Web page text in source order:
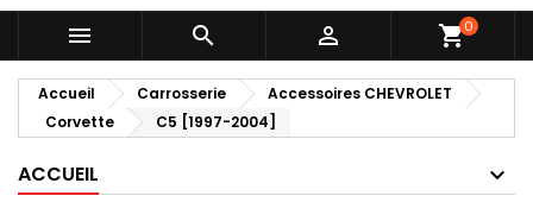
   shopping_cart0
Accueil Carrosserie
Accessoires CHEVROLET
Corvette
C5 [1997-2004]
ACCUEIL